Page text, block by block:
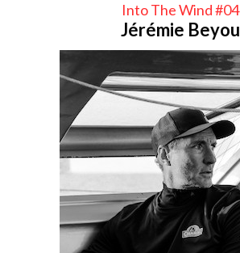
Into The Wind #04
Jérémie Beyou